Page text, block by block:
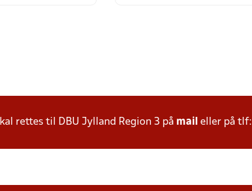
rettes til DBU Jylland Region 3 på mail eller på tlf: